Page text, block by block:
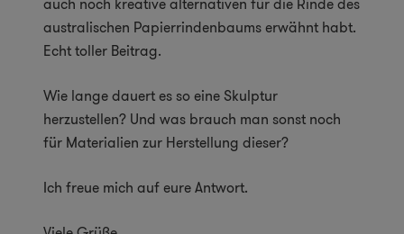
auch noch kreative alternativen für die Rinde des
australischen Papierrindenbaums erwähnt habt.
Echt toller Beitrag.
Wie lange dauert es so eine Skulptur
herzustellen? Und was brauch man sonst noch
für Materialien zur Herstellung dieser?
Ich freue mich auf eure Antwort.